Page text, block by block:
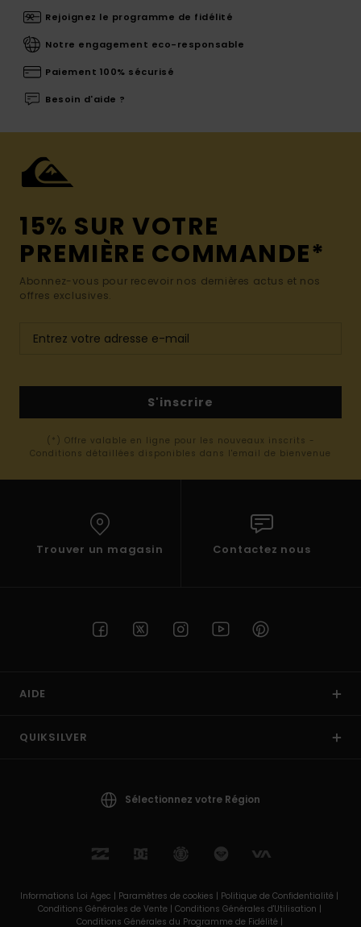
Rejoignez le programme de fidélité
Notre engagement eco-responsable
Paiement 100% sécurisé
Besoin d'aide ?
15% SUR VOTRE
PREMIÈRE COMMANDE*
Abonnez-vous pour recevoir nos dernières actus et nos
offres exclusives.
S'inscrire
(*) Offre valable en ligne pour les nouveaux inscrits -
Conditions détaillées disponibles dans l'email de bienvenue
Trouver un magasin Contactez nous
AIDE
QUIKSILVER
Sélectionnez votre Région
Informations Loi Agec | Paramètres de cookies | Politique de Confidentialité |
Conditions Générales de Vente | Conditions Générales d'Utilisation |
Conditions Générales du Programme de Fidélité |